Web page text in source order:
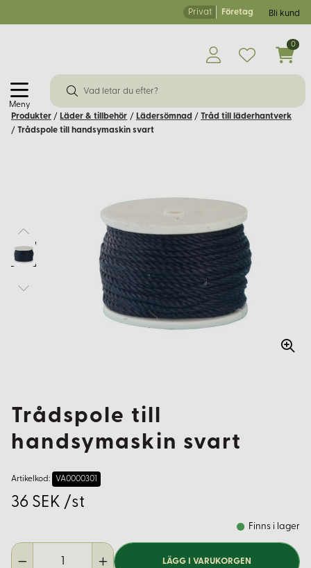
Privat Företag Bli kund
Meny
0
Produkter / Läder & tillbehör / Lädersömnad / Tråd till läderhantverk
/ Trådspole till handsymaskin svart
Trådspole till
handsymaskin svart
Artikelkod: VA0000301
36 SEK /st
Finns i lager
LÄGG I VARUKORGEN